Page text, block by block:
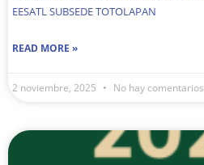
EESATL SUBSEDE TOTOLAPAN
READ MORE »
2 noviembre, 2025 No hay comentarios